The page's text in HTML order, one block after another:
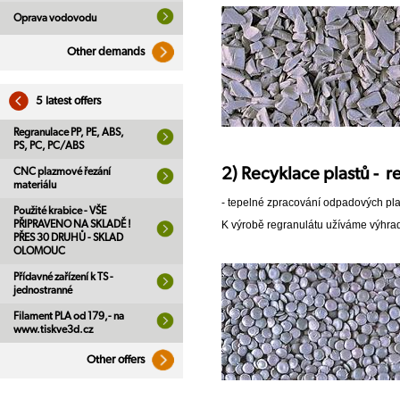
Oprava vodovodu
Other demands
5 latest offers
Regranulace PP, PE, ABS,
PS, PC, PC/ABS
CNC plazmové řezání
materiálu
Použité krabice - VŠE
PŘIPRAVENO NA SKLADĚ !
PŘES 30 DRUHŮ - SKLAD
OLOMOUC
Přídavné zařízení k TS -
jednostranné
Filament PLA od 179,- na
www.tiskve3d.cz
Other offers
2) Recyklace plastů -
- tepelné zpracování odpadových
K výrobě regranulátu užíváme